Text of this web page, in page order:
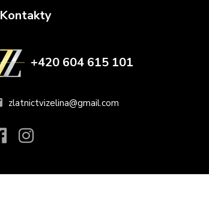
Kontakty
+420 604 615 101
zlatnictvizelina@gmail.com